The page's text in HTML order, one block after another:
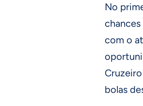
No
com o
bolas